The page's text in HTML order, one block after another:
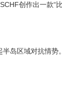
创作出一款“
岛区域对抗情